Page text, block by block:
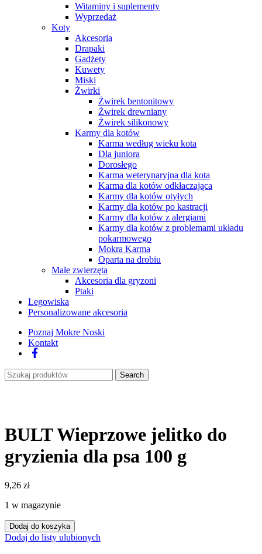
Witaminy i suplementy
Wyprzedaż
Koty
Akcesoria
Drapaki
Gadżety
Kuwety
Miski
Żwirki
Żwirek bentonitowy
Żwirek drewniany
Żwirek silikonowy
Karmy dla kotów
Karma według wieku kota
Dla juniora
Dorosłego
Karma weterynaryjna dla kota
Karma dla kotów odkłaczająca
Karmy dla kotów otyłych
Karmy dla kotów po kastracji
Karmy dla kotów z alergiami
Karmy dla kotów z problemami układu
pokarmowego
Mokra Karma
Oparta na drobiu
Małe zwierzęta
Akcesoria dla gryzoni
Ptaki
Legowiska
Personalizowane akcesoria
Poznaj Mokre Noski
Kontakt
Search
BULT Wieprzowe jelitko do
gryzienia dla psa 100 g
9,26 zł
1 w magazynie
ilość
BULT
Wieprzowe
Dodaj do koszyka
Dodaj do listy ulubionych